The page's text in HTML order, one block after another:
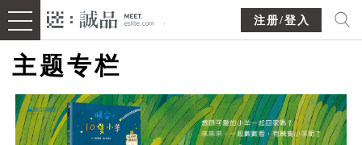
注册/登入
主题专栏